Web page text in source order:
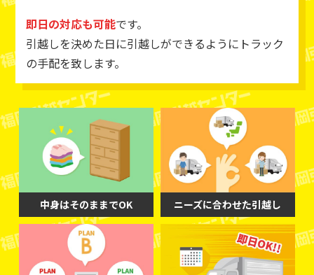
即日の対応も可能です。
引越しを決めた日に引越しができるようにトラック
の手配を致します。
中身はそのままでOK ニーズに合わせた引越し